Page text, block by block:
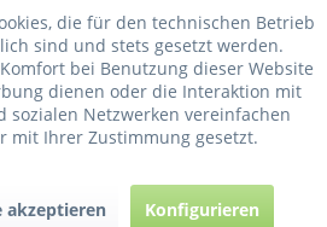
die für den technischen Betrieb
sind und stets gesetzt werden.
bei Benutzung dieser Website
dienen oder die Interaktion mit
sozialen Netzwerken vereinfachen
mit Ihrer Zustimmung gesetzt.
akzeptieren Konfigurieren